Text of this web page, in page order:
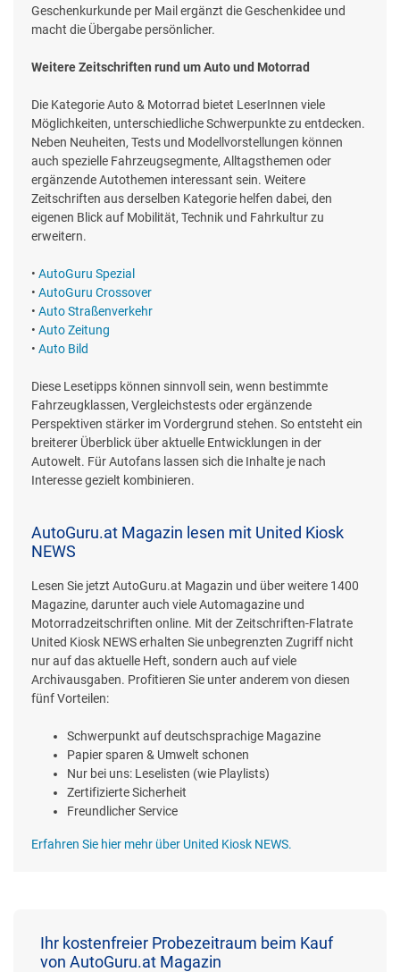
Geschenkurkunde per Mail ergänzt die Geschenkidee und
macht die Übergabe persönlicher.
Weitere Zeitschriften rund um Auto und Motorrad
Die Kategorie Auto & Motorrad bietet LeserInnen viele
Möglichkeiten, unterschiedliche Schwerpunkte zu entdecken.
Neben Neuheiten, Tests und Modellvorstellungen können
auch spezielle Fahrzeugsegmente, Alltagsthemen oder
ergänzende Autothemen interessant sein. Weitere
Zeitschriften aus derselben Kategorie helfen dabei, den
eigenen Blick auf Mobilität, Technik und Fahrkultur zu
erweitern.
• AutoGuru Spezial
• AutoGuru Crossover
• Auto Straßenverkehr
• Auto Zeitung
• Auto Bild
Diese Lesetipps können sinnvoll sein, wenn bestimmte
Fahrzeugklassen, Vergleichstests oder ergänzende
Perspektiven stärker im Vordergrund stehen. So entsteht ein
breiterer Überblick über aktuelle Entwicklungen in der
Autowelt. Für Autofans lassen sich die Inhalte je nach
Interesse gezielt kombinieren.
AutoGuru.at Magazin lesen mit United Kiosk
NEWS
Lesen Sie jetzt AutoGuru.at Magazin und über weitere 1400
Magazine, darunter auch viele Automagazine und
Motorradzeitschriften online. Mit der Zeitschriften-Flatrate
United Kiosk NEWS erhalten Sie unbegrenzten Zugriff nicht
nur auf das aktuelle Heft, sondern auch auf viele
Archivausgaben. Profitieren Sie unter anderem von diesen
fünf Vorteilen:
Schwerpunkt auf deutschsprachige Magazine
Papier sparen & Umwelt schonen
Nur bei uns: Leselisten (wie Playlists)
Zertifizierte Sicherheit
Freundlicher Service
Erfahren Sie hier mehr über United Kiosk NEWS.
Ihr kostenfreier Probezeitraum beim Kauf
von AutoGuru.at Magazin